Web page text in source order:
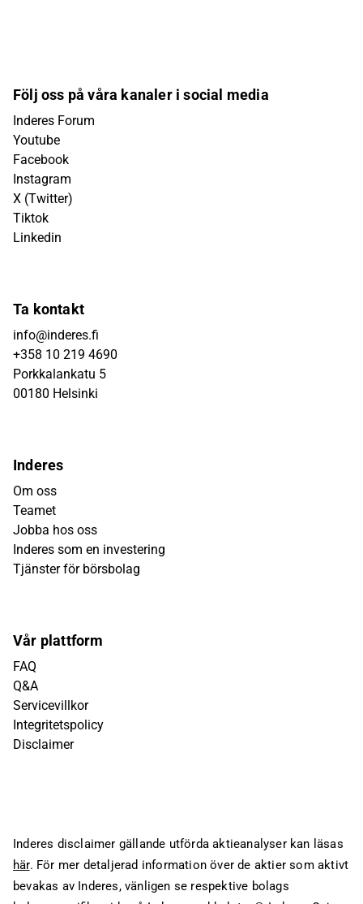
Följ oss på våra kanaler i social media
Inderes Forum
Youtube
Facebook
Instagram
X (Twitter)
Tiktok
Linkedin
Ta kontakt
info@inderes.fi
+358 10 219 4690
Porkkalankatu 5
00180 Helsinki
Inderes
Om oss
Teamet
Jobba hos oss
Inderes som en investering
Tjänster för börsbolag
Vår plattform
FAQ
Q&A
Servicevillkor
Integritetspolicy
Disclaimer
Inderes disclaimer gällande utförda aktieanalyser kan läsas
här. För mer detaljerad information över de aktier som aktivt
bevakas av Inderes, vänligen se respektive bolags